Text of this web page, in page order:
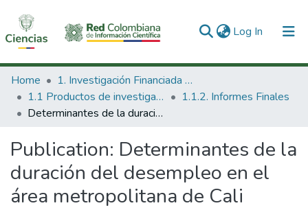
Log In (current)
Communities & Collections
All of DSpace
Home
1. Investigación Financiada con Recursos Públicos
1.1 Productos de investigación
1.1.2. Informes Finales
Determinantes de la duración del desempleo en el área metropolitana de Cali 1988-1999.
Publication: Determinantes de la
duración del desempleo en el
área metropolitana de Cali